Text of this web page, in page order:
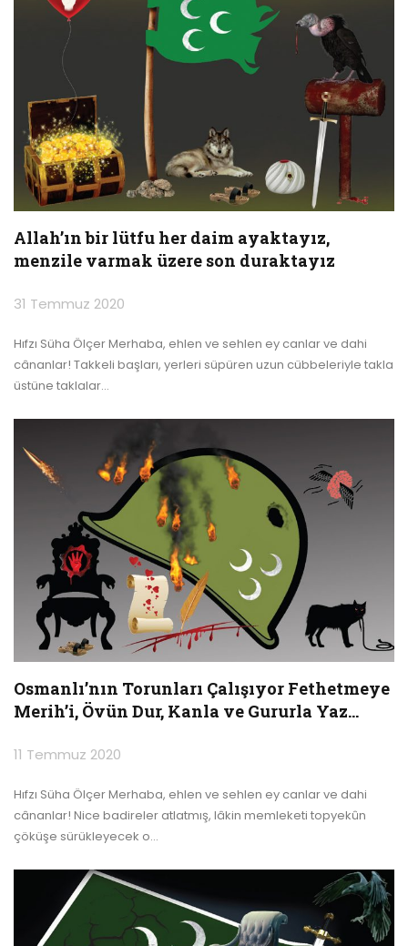
Allah’ın bir lütfu her daim ayaktayız,
menzile varmak üzere son duraktayız
31 Temmuz 2020
Hıfzı Süha ÖlçerMerhaba, ehlen ve sehlen ey canlar ve dahi
cânanlar! Takkeli başları, yerleri süpüren uzun cübbeleriyle takla
üstüne taklalar…
Osmanlı’nın Torunları Çalışıyor Fethetmeye
Merih’i, Övün Dur, Kanla ve Gururla Yaz…
11 Temmuz 2020
Hıfzı Süha ÖlçerMerhaba, ehlen ve sehlen ey canlar ve dahi
cânanlar! Nice badireler atlatmış, lâkin memleketi topyekûn
çöküşe sürükleyecek o…